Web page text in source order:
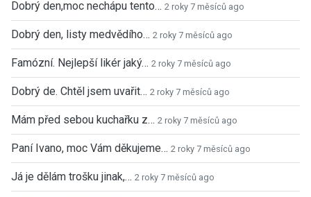
Dobrý den,moc nechápu tento… 2 roky 7 měsíců ago
Dobrý den, listy medvědího… 2 roky 7 měsíců ago
Famózní. Nejlepší likér jaký… 2 roky 7 měsíců ago
Dobrý de. Chtěl jsem uvařit… 2 roky 7 měsíců ago
Mám před sebou kuchařku z… 2 roky 7 měsíců ago
Paní Ivano, moc Vám děkujeme… 2 roky 7 měsíců ago
Já je dělám trošku jinak,… 2 roky 7 měsíců ago